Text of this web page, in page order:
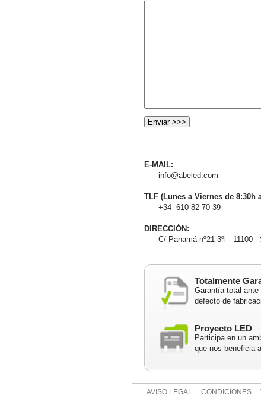
E-MAIL:
info@abeled.com
TLF (Lunes a Viernes de 8:30h
+34 610 82 70 39
DIRECCIÓN:
C/ Panamá nº21 3ºi - 11100 -
Totalmente
Garantía total ante
defecto de
Proyecto LED
Participa en un
que nos beneficia
AVISO LEGAL CONDICIONES